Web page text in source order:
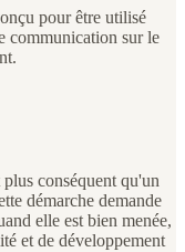
pour être utilisé
communication sur le
conséquent qu'un
démarche demande
elle est bien menée,
et de développement